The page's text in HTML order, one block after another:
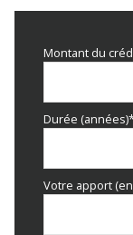
Montant du
Durée
Votre apport